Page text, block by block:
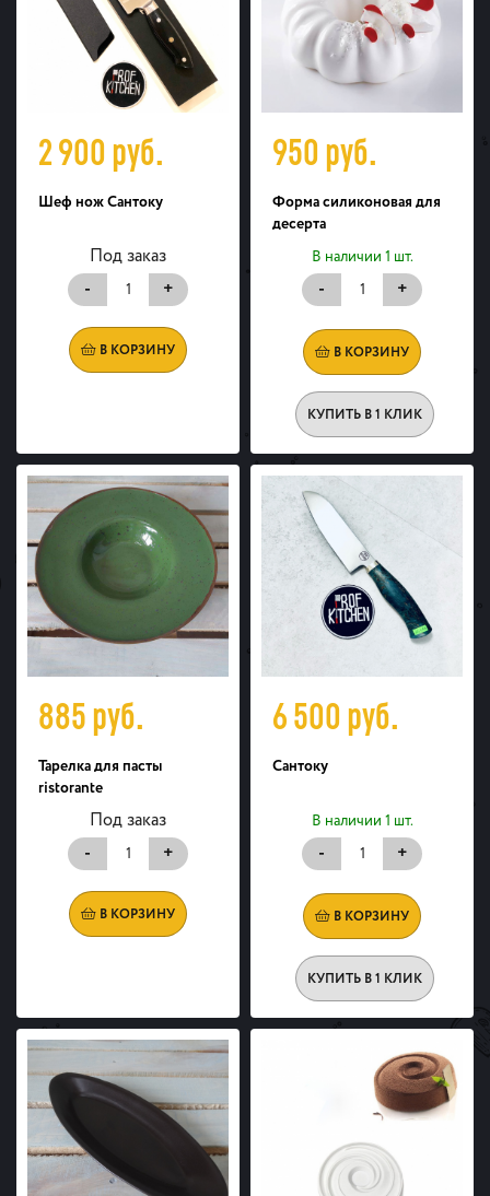
2 900руб.
Шеф нож Сантоку
Под заказ
-
+
В КОРЗИНУ
950руб.
Форма силиконовая для
десерта
В наличии 1 шт.
- +
В КОРЗИНУ
КУПИТЬ В 1 КЛИК
885руб.
Тарелка для пасты
ristorante
Под заказ
-
+
В КОРЗИНУ
6 500руб.
Сантоку
В наличии 1 шт.
- +
В КОРЗИНУ
КУПИТЬ В 1 КЛИК